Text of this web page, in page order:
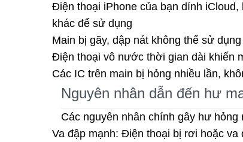
Điện thoại iPhone của bạn dính
khác để sử dụng
Main bị gãy, dập nát không thể sử
Điện thoại vô nước thời gian dài khiến
Các IC trên main bị hỏng nhiều lần,
Nguyên nhân dẫn đến hư
Các nguyên nhân chính gây hư hỏng
Va đập mạnh: Điện thoại bị rơi hoặc va